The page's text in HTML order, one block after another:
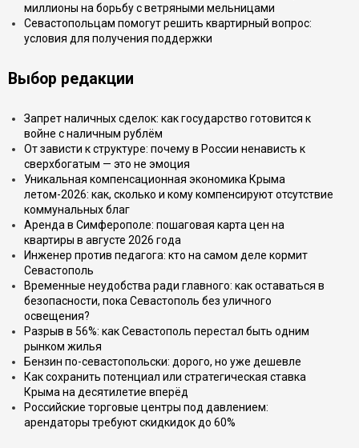
миллионы на борьбу с ветряными мельницами
Севастопольцам помогут решить квартирный вопрос:
условия для получения поддержки
Выбор редакции
Запрет наличных сделок: как государство готовится к
войне с наличным рублём
От зависти к структуре: почему в России ненависть к
сверхбогатым — это не эмоция
Уникальная компенсационная экономика Крыма
летом-2026: как, сколько и кому компенсируют отсутствие
коммунальных благ
Аренда в Симферополе: пошаговая карта цен на
квартиры в августе 2026 года
Инженер против педагога: кто на самом деле кормит
Севастополь
Временные неудобства ради главного: как оставаться в
безопасности, пока Севастополь без уличного
освещения?
Разрыв в 56%: как Севастополь перестал быть одним
рынком жилья
Бензин по-севастопольски: дорого, но уже дешевле
Как сохранить потенциал или стратегическая ставка
Крыма на десятилетие вперёд
Российские торговые центры под давлением:
арендаторы требуют скидкидок до 60%